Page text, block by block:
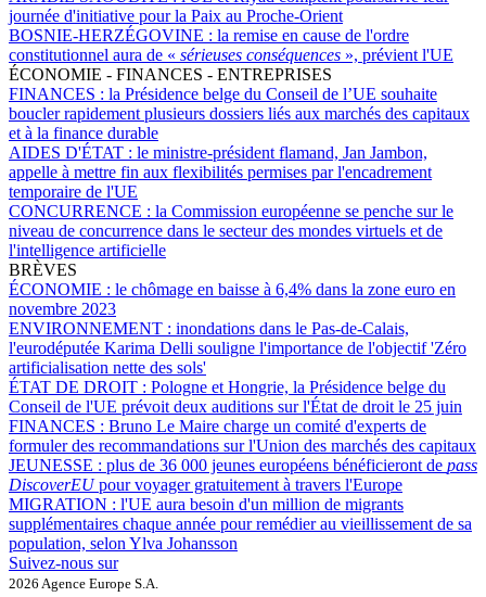
journée d'initiative pour la Paix au Proche-Orient
BOSNIE-HERZÉGOVINE : la remise en cause de l'ordre
constitutionnel aura de « sérieuses conséquences », prévient l'UE
ÉCONOMIE - FINANCES - ENTREPRISES
FINANCES : la Présidence belge du Conseil de l’UE souhaite
boucler rapidement plusieurs dossiers liés aux marchés des capitaux
et à la finance durable
AIDES D'ÉTAT : le ministre-président flamand, Jan Jambon,
appelle à mettre fin aux flexibilités permises par l'encadrement
temporaire de l'UE
CONCURRENCE : la Commission européenne se penche sur le
niveau de concurrence dans le secteur des mondes virtuels et de
l'intelligence artificielle
BRÈVES
ÉCONOMIE : le chômage en baisse à 6,4% dans la zone euro en
novembre 2023
ENVIRONNEMENT : inondations dans le Pas-de-Calais,
l'eurodéputée Karima Delli souligne l'importance de l'objectif 'Zéro
artificialisation nette des sols'
ÉTAT DE DROIT : Pologne et Hongrie, la Présidence belge du
Conseil de l'UE prévoit deux auditions sur l'État de droit le 25 juin
FINANCES : Bruno Le Maire charge un comité d'experts de
formuler des recommandations sur l'Union des marchés des capitaux
JEUNESSE : plus de 36 000 jeunes européens bénéficieront de pass
DiscoverEUpour voyager gratuitement à travers l'Europe
MIGRATION : l'UE aura besoin d'un million de migrants
supplémentaires chaque année pour remédier au vieillissement de sa
population, selon Ylva Johansson
Suivez-nous sur
2026 Agence Europe S.A.